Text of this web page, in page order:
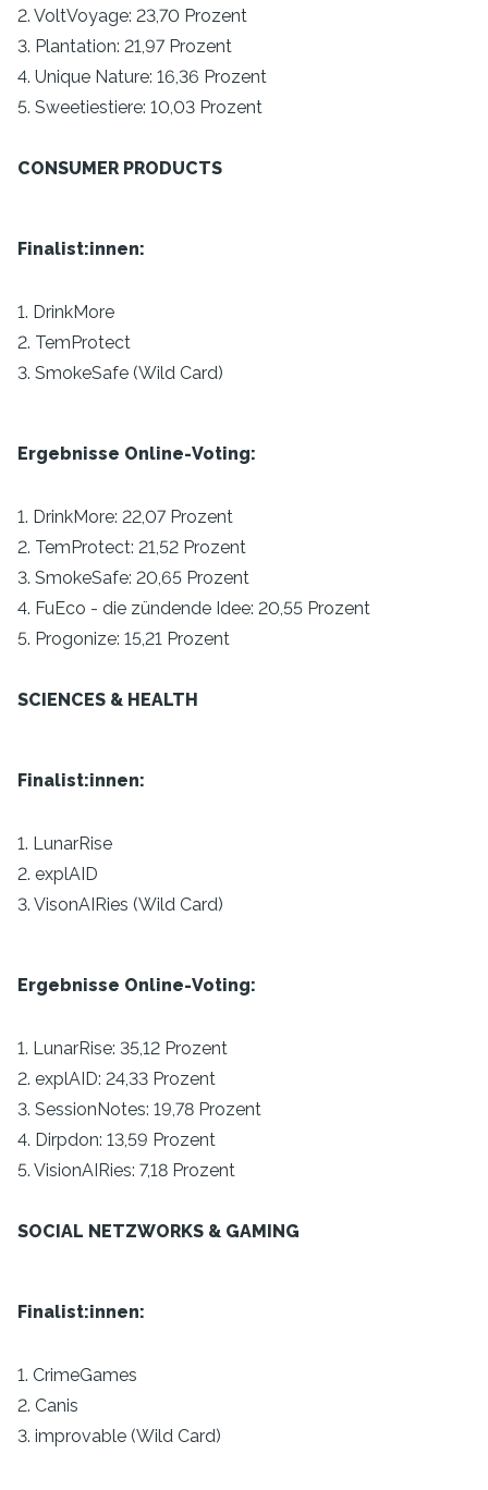
2. VoltVoyage: 23,70 Prozent
3. Plantation: 21,97 Prozent
4. Unique Nature: 16,36 Prozent
5. Sweetiestiere: 10,03 Prozent
CONSUMER PRODUCTS
Finalist:innen:
1. DrinkMore
2. TemProtect
3. SmokeSafe (Wild Card)
Ergebnisse Online-Voting:
1. DrinkMore: 22,07 Prozent
2. TemProtect: 21,52 Prozent
3. SmokeSafe: 20,65 Prozent
4. FuEco - die zündende Idee: 20,55 Prozent
5. Progonize: 15,21 Prozent
SCIENCES & HEALTH
Finalist:innen:
1. LunarRise
2. explAID
3. VisonAIRies (Wild Card)
Ergebnisse Online-Voting:
1. LunarRise: 35,12 Prozent
2. explAID: 24,33 Prozent
3. SessionNotes: 19,78 Prozent
4. Dirpdon: 13,59 Prozent
5. VisionAIRies: 7,18 Prozent
SOCIAL NETZWORKS & GAMING
Finalist:innen:
1. CrimeGames
2. Canis
3. improvable (Wild Card)